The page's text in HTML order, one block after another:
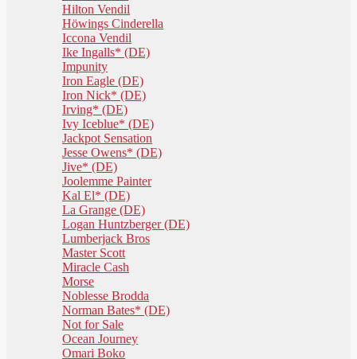
Hilton Vendil
Höwings Cinderella
Iccona Vendil
Ike Ingalls* (DE)
Impunity
Iron Eagle (DE)
Iron Nick* (DE)
Irving* (DE)
Ivy Iceblue* (DE)
Jackpot Sensation
Jesse Owens* (DE)
Jive* (DE)
Joolemme Painter
Kal El* (DE)
La Grange (DE)
Logan Huntzberger (DE)
Lumberjack Bros
Master Scott
Miracle Cash
Morse
Noblesse Brodda
Norman Bates* (DE)
Not for Sale
Ocean Journey
Omari Boko